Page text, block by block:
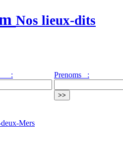
Nos lieux-dits
: Prenoms :
Mers